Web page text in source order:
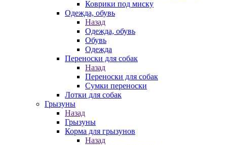
Коврики под миску
Одежда, обувь
Назад
Одежда, обувь
Обувь
Одежда
Переноски для собак
Назад
Переноски для собак
Сумки переноски
Лотки для собак
Грызуны
Назад
Грызуны
Корма для грызунов
Назад